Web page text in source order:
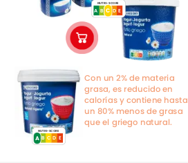
Con un 2%de materia
grasa, es reducidoen
caloríasy contiene hasta
un 80% menosdegrasa
queel griego natural.
A B D E
C
NUTRI-SCORE
C
A B D E
C
NUTRI-SCORE
A